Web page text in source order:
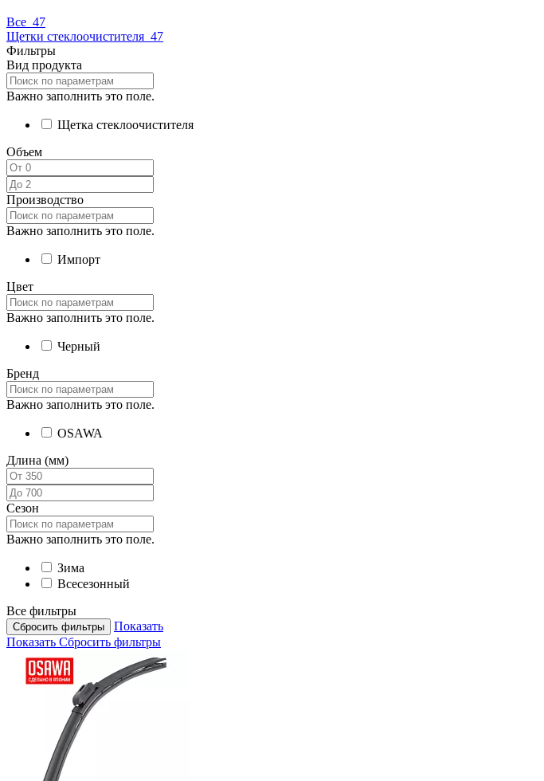
Все 47
Щетки стеклоочистителя 47
Фильтры
Вид продукта
Важно заполнить это поле.
Щетка стеклоочистителя
Объем
Производство
Важно заполнить это поле.
Импорт
Цвет
Важно заполнить это поле.
Черный
Бренд
Важно заполнить это поле.
OSAWA
Длина (мм)
Сезон
Важно заполнить это поле.
Зима
Всесезонный
Все фильтры
Сбросить фильтры
Показать
Показать Сбросить фильтры